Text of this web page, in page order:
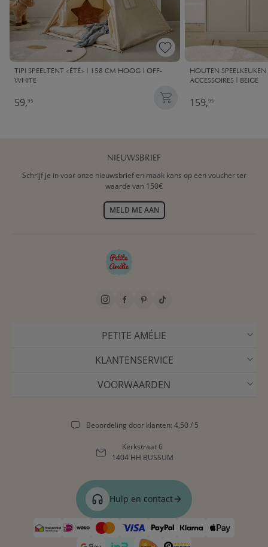
TIPI SPEELTENT «ÉTÉ» | 158 CM HOOG | OFF-
WHITE
59,95
HOUTEN
ACCESSOIRES | BEIGE
159,95
NIEUWSBRIEF
Schrijf je in voor onze nieuwsbrief en maak kans op een voucher ter
waarde van 150€
MELD ME AAN
PETITE AMÉLIE
KLANTENSERVICE
VOORWAARDEN
Beoordeling door klanten: 4,50 / 5
Kerkstraat 6
1404 HH BUSSUM
Hulp en contact